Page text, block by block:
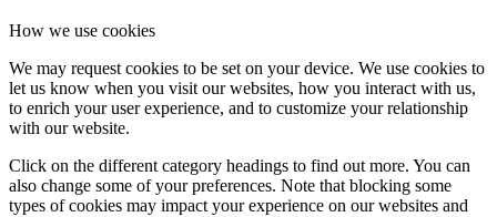
How we use cookies
We may request cookies to be set on your device. We use cookies to
let us know when you visit our websites, how you interact with us,
to enrich your user experience, and to customize your relationship
with our website.
Click on the different category headings to find out more. You can
also change some of your preferences. Note that blocking some
types of cookies may impact your experience on our websites and